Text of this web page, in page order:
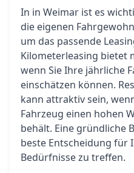
In in Weimar ist es
die eigenen
um das passende
Kilometerleasing bietet
wenn Sie Ihre jährliche
einschätzen können.
kann attraktiv sein,
Fahrzeug einen hohen
behält. Eine gründliche
beste Entscheidung für
Bedürfnisse zu treffen.